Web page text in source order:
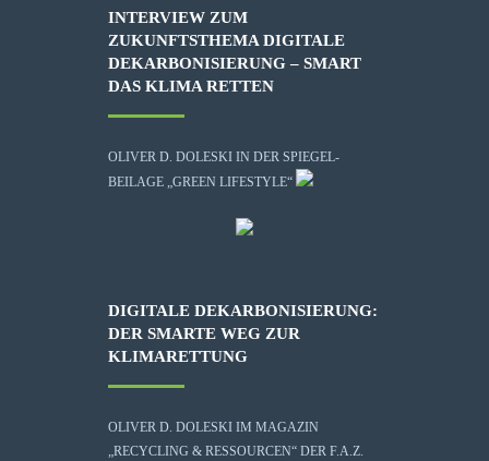
INTERVIEW ZUM
ZUKUNFTSTHEMA DIGITALE
DEKARBONISIERUNG – SMART
DAS KLIMA RETTEN
OLIVER D. DOLESKI IN DER SPIEGEL-
BEILAGE „GREEN LIFESTYLE“
DIGITALE DEKARBONISIERUNG:
DER SMARTE WEG ZUR
KLIMARETTUNG
OLIVER D. DOLESKI IM MAGAZIN
„RECYCLING & RESSOURCEN“ DER F.A.Z.